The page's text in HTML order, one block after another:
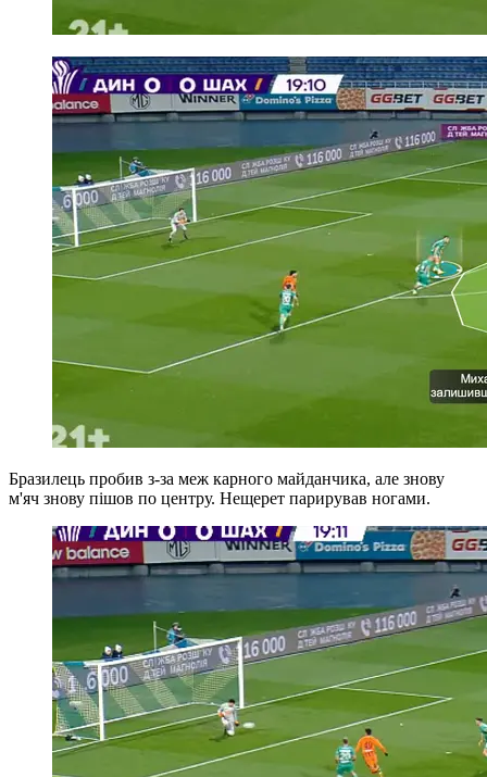
Бразилець пробив з-за меж карного майданчика, але знову
м'яч знову пішов по центру. Нещерет парирував ногами.